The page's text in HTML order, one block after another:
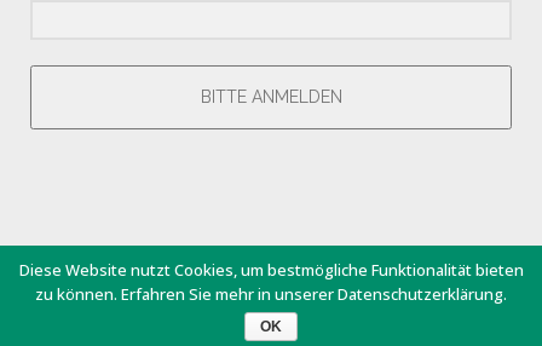
BITTE ANMELDEN
® Copyright by Hotel Junior 2018 – Design by
Diese Website nutzt Cookies, um bestmögliche Funktionalität bieten
zu können. Erfahren Sie mehr in unserer Datenschutzerklärung.
OK